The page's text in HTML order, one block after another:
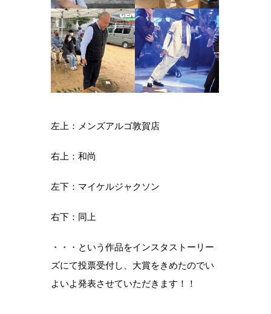
左上：メンズアルゴ敦賀店
右上：和尚
左下：マイケルジャクソン
右下：同上
・・・という作品をインスタストーリー
ズにて投票受付し、大賞をきめたのでい
よいよ発表させていただきます！！